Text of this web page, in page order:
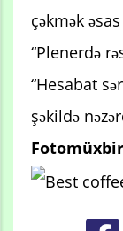
çəkmək
“Plenerdə
“Hesabat
şəkildə